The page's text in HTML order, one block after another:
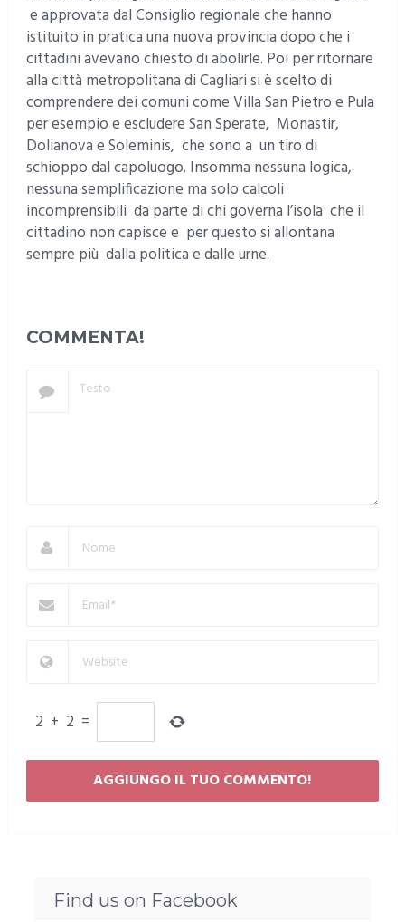
e approvata dal Consiglio regionale che hanno
istituito in pratica una nuova provincia dopo che i
cittadini avevano chiesto di abolirle. Poi per ritornare
alla città metropolitana di Cagliari si è scelto di
comprendere dei comuni come Villa San Pietro e Pula
per esempio e escludere San Sperate, Monastir,
Dolianova e Soleminis, che sono a un tiro di
schioppo dal capoluogo. Insomma nessuna logica,
nessuna semplificazione ma solo calcoli
incomprensibili da parte di chi governa l’isola che il
cittadino non capisce e per questo si allontana
sempre più dalla politica e dalle urne.
COMMENTA!
2 + 2 =
Find us on Facebook